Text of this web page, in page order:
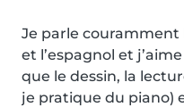
Je parle couramment
et l’espagnol et
que le dessin, la
je pratique du piano)